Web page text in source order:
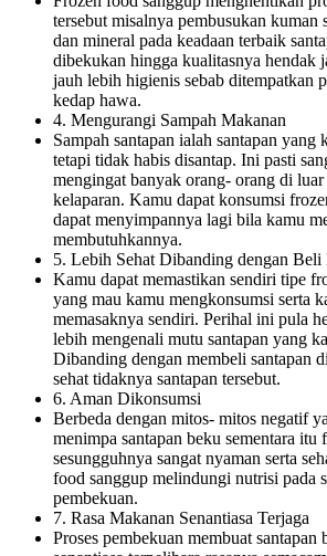
tersebut misalnya pembusukan kuman
dan mineral pada keadaan terbaik
dibekukan hingga kualitasnya hendak
jauh lebih higienis sebab ditempatkan
kedap hawa.
4. Mengurangi Sampah Makanan
Sampah santapan ialah santapan
tetapi tidak habis disantap. Ini pasti
mengingat banyak orang- orang di
kelaparan. Kamu dapat konsumsi
dapat menyimpannya lagi bila kamu
membutuhkannya.
5. Lebih Sehat Dibanding dengan Beli
Kamu dapat memastikan sendiri tipe
yang mau kamu mengkonsumsi serta
memasaknya sendiri. Perihal ini pula
lebih mengenali mutu santapan yang
Dibanding dengan membeli santapan
sehat tidaknya santapan tersebut.
6. Aman Dikonsumsi
Berbeda dengan mitos- mitos negatif
menimpa santapan beku sementara itu
sesungguhnya sangat nyaman serta
food sanggup melindungi nutrisi pada
pembekuan.
7. Rasa Makanan Senantiasa Terjaga
Proses pembekuan membuat santapan